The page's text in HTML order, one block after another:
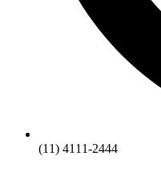
(11) 4111-2444